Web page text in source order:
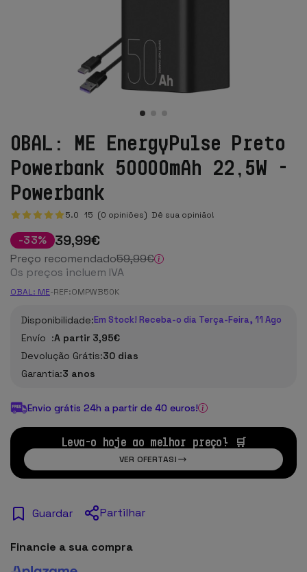
OBAL: ME EnergyPulse Preto
Powerbank 50000mAh 22,5W -
Powerbank
5.0 15 (0 opiniões) Dê sua opinião!
-33% 39,99€
Preço recomendado59,99€
Os preços incluem IVA
OBAL: ME-REF:OMPWB50K
Disponibilidade:Em Stock! Receba-o dia Terça-Feira, 11 Ago
Envío :A partir 3,95€
Devolução Grátis:30 dias
Garantia:3 anos
Envio grátis 24h a partir de 40 euros!
Leva-o hoje ao melhor preço! 🛒
VER OFERTAS!
Guardar Partilhar
Financie a sua compra